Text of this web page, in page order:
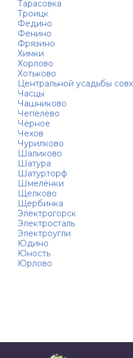
Тарасовка
Троицк
Федино
Фенино
Фрязино
Химки
Хорлово
Хотьково
Центральной усадьбы
Часцы
Чашниково
Чепелёво
Чёрное
Чехов
Чурилково
Шаликово
Шатура
Шатурторф
Шмелёнки
Щелково
Щербинка
Электрогорск
Электросталь
Электроугли
Юдино
Юность
Юрлово